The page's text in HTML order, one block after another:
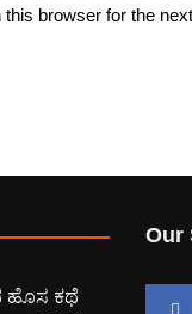
browser for the
ಹೊಸ ಕಥೆ
Our